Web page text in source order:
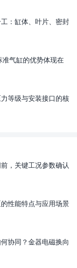
：缸体、叶片、密封
气缸的优势体现在
等级与安装接口的核
，关键工况参数确认
性能特点与应用场景
协同？金器电磁换向